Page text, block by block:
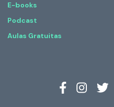
E-books
Podcast
Aulas Gratuitas